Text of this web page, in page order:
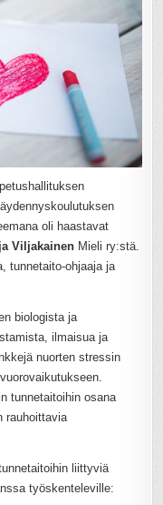
oli haastavat
Viljakainen Mieli ry:stä.
tunnetaito-ohjaaja ja
biologista ja
ilmaisua ja
nuorten stressin
tunnetaitoihin osana
rauhoittavia
liittyviä
työskenteleville: